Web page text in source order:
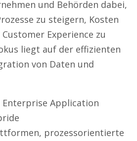
und Behörden dabei,
zu steigern, Kosten
Experience zu
liegt auf der effizienten
von Daten und
Enterprise Application
prozessorientierte